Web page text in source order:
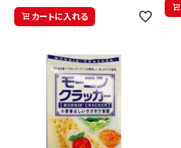
カートに入れる